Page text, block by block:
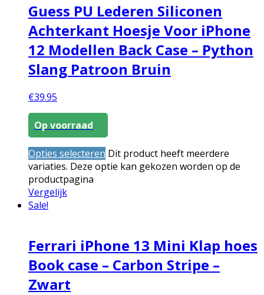
Guess PU Lederen Siliconen
Achterkant Hoesje Voor iPhone
12 Modellen Back Case – Python
Slang Patroon Bruin
€39.95
Op voorraad
Opties selecteren Dit product heeft meerdere
variaties. Deze optie kan gekozen worden op de
productpagina
Vergelijk
Sale!
Ferrari iPhone 13 Mini Klap hoes
Book case – Carbon Stripe –
Zwart